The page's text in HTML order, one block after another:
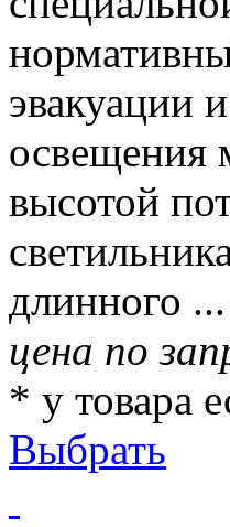
эвакуации
освещения
высотой
длинного ...
цена по
* у товара
Выбрать